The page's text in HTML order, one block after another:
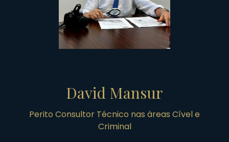
David Mansur
Perito Consultor Técnico nas áreas Cível e
Criminal